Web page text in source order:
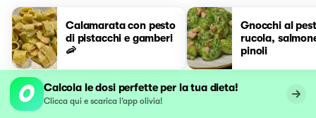
Calamarata con pesto
di pistacchi e gamberi
🦐
Gnocchi al
rucola,
pinoli
Calcola le dosi perfette per la tua dieta!
Clicca qui e scarica l’app olivia!